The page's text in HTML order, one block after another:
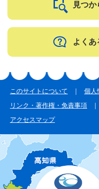
見つ
よくあ
このサイトについて
個人
リンク・著作権・免責事項
アクセスマップ